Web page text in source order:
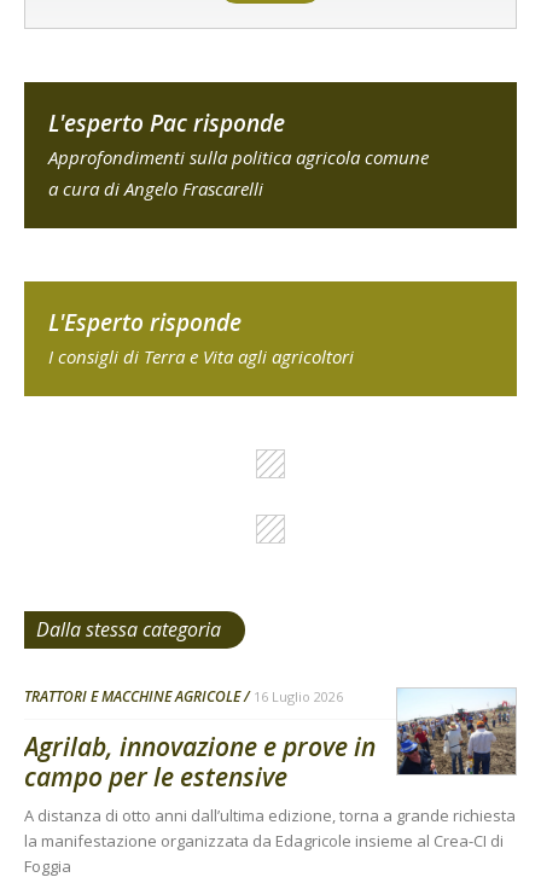
L'esperto Pac risponde
Approfondimenti sulla politica agricola comune
a cura di Angelo Frascarelli
L'Esperto risponde
I consigli di Terra e Vita agli agricoltori
Dalla stessa categoria
TRATTORI E MACCHINE AGRICOLE 16 Luglio 2026
Agrilab, innovazione e prove in
campo per le estensive
A distanza di otto anni dall’ultima edizione, torna a grande richiesta
la manifestazione organizzata da Edagricole insieme al Crea-CI di
Foggia